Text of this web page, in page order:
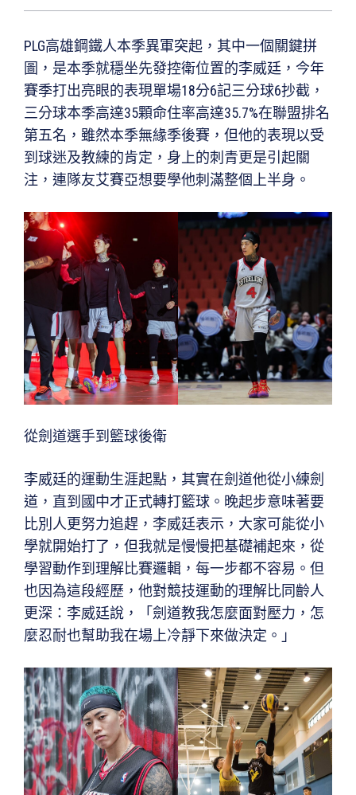
PLG高雄鋼鐵人本季異軍突起，其中一個關鍵拼
圖，是本季就穩坐先發控衛位置的李威廷，今年
賽季打出亮眼的表現單場18分6記三分球6抄截，
三分球本季高達35顆命住率高達35.7%在聯盟排名
第五名，雖然本季無緣季後賽，但他的表現以受
到球迷及教練的肯定，身上的刺青更是引起關
注，連隊友艾賽亞想要學他刺滿整個上半身。
從劍道選手到籃球後衛
李威廷的運動生涯起點，其實在劍道他從小練劍
道，直到國中才正式轉打籃球。晚起步意味著要
比別人更努力追趕，李威廷表示，大家可能從小
學就開始打了，但我就是慢慢把基礎補起來，從
學習動作到理解比賽邏輯，每一步都不容易。但
也因為這段經歷，他對競技運動的理解比同齡人
更深：李威廷說，「劍道教我怎麼面對壓力，怎
麼忍耐也幫助我在場上冷靜下來做決定。」